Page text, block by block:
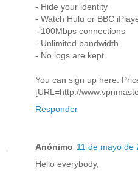
- Hide your identity
- Watch Hulu or BBC
- 100Mbps connections
- Unlimited bandwidth
- No logs are kept
You can sign up here.
[URL=http://
Responder
Anónimo 11 de mayo de
Hello everybody,